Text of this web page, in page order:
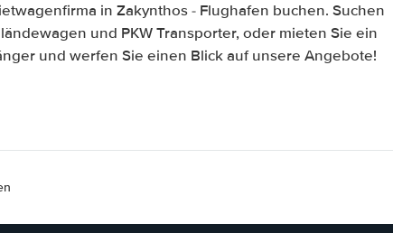
in Zakynthos - Flughafen buchen. Suchen
und PKW Transporter, oder mieten Sie ein
und werfen Sie einen Blick auf unsere Angebote!